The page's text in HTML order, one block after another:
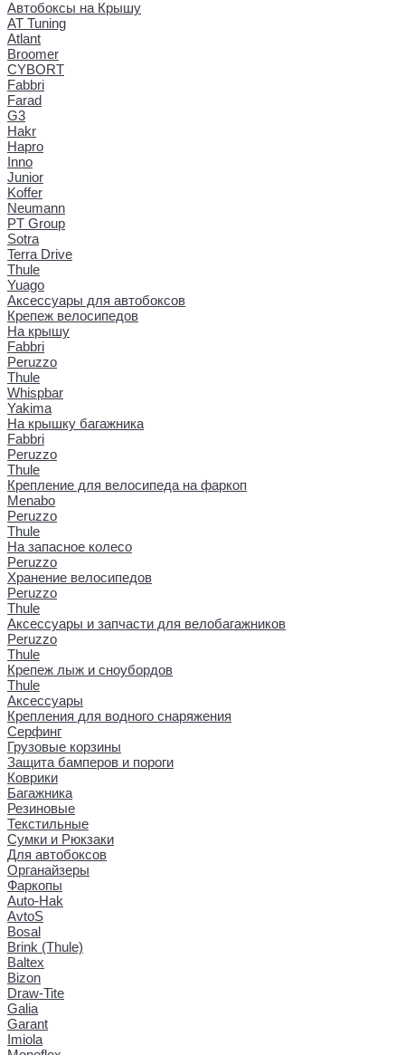
Автобоксы на Крышу
AT Tuning
Atlant
Broomer
CYBORT
Fabbri
Farad
G3
Hakr
Hapro
Inno
Junior
Koffer
Neumann
PT Group
Sotra
Terra Drive
Thule
Yuago
Аксессуары для автобоксов
Крепеж велосипедов
На крышу
Fabbri
Peruzzo
Thule
Whispbar
Yakima
На крышку багажника
Fabbri
Peruzzo
Thule
Крепление для велосипеда на фаркоп
Menabo
Peruzzo
Thule
На запасное колесо
Peruzzo
Хранение велосипедов
Peruzzo
Thule
Аксессуары и запчасти для велобагажников
Peruzzo
Thule
Крепеж лыж и сноубордов
Thule
Аксессуары
Крепления для водного снаряжения
Серфинг
Грузовые корзины
Защита бамперов и пороги
Коврики
Багажника
Резиновые
Текстильные
Сумки и Рюкзаки
Для автобоксов
Органайзеры
Фаркопы
Auto-Hak
AvtoS
Bosal
Brink (Thule)
Baltex
Bizon
Draw-Tite
Galia
Garant
Imiola